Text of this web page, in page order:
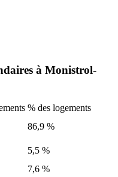
à Monistrol-
% des logements
86,9 %
5,5 %
7,6 %